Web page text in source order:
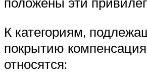
К категориям,
покрытию
относятся: